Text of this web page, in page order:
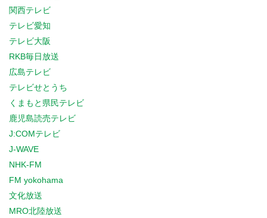
関西テレビ
テレビ愛知
テレビ大阪
RKB毎日放送
広島テレビ
テレビせとうち
くまもと県民テレビ
鹿児島読売テレビ
J:COMテレビ
J-WAVE
NHK-FM
FM yokohama
文化放送
MRO北陸放送